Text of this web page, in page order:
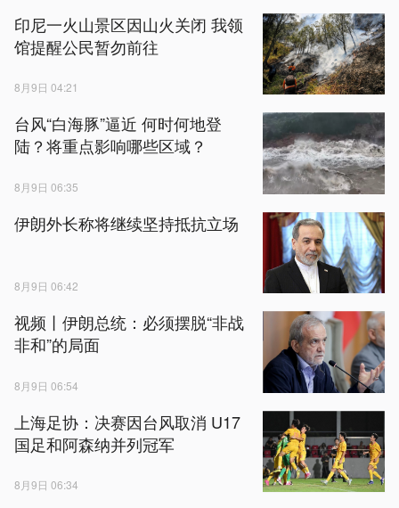
印尼一火山景区因山火关闭 我领
馆提醒公民暂勿前往
8月9日 04:21
台风“白海豚”逼近 何时何地登
陆？将重点影响哪些区域？
8月9日 06:35
伊朗外长称将继续坚持抵抗立场
8月9日 06:42
视频丨伊朗总统：必须摆脱“非战
非和”的局面
8月9日 06:54
上海足协：决赛因台风取消 U17
国足和阿森纳并列冠军
8月9日 06:34